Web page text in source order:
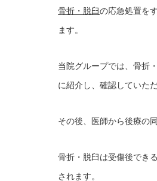
骨折・脱臼の応急処置を
ます。
当院グループでは、骨折
に紹介し、確認していた
その後、医師から後療の
骨折・脱臼は受傷後でき
されます。